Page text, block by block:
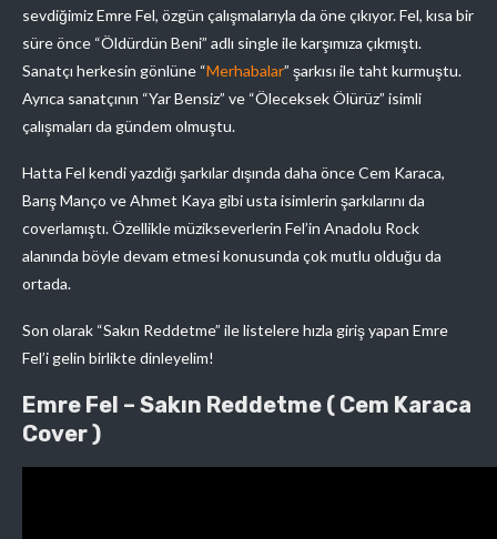
sevdiğimiz Emre Fel, özgün çalışmalarıyla da öne çıkıyor. Fel, kısa bir
süre önce “Öldürdün Beni” adlı single ile karşımıza çıkmıştı.
Sanatçı herkesin gönlüne “Merhabalar” şarkısı ile taht kurmuştu.
Ayrıca sanatçının “Yar Bensiz” ve “Öleceksek Ölürüz” isimli
çalışmaları da gündem olmuştu.
Hatta Fel kendi yazdığı şarkılar dışında daha önce Cem Karaca,
Barış Manço ve Ahmet Kaya gibi usta isimlerin şarkılarını da
coverlamıştı. Özellikle müzikseverlerin Fel’in Anadolu Rock
alanında böyle devam etmesi konusunda çok mutlu olduğu da
ortada.
Son olarak “Sakın Reddetme” ile listelere hızla giriş yapan Emre
Fel’i gelin birlikte dinleyelim!
Emre Fel – Sakın Reddetme ( Cem Karaca
Cover )